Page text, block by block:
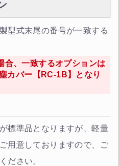
型式末尾の番号が一致する
合、一致するオプションは
カバー【RC-1B】となり
標準品となりますが、軽量
用意しておりますので、ご
ださい。